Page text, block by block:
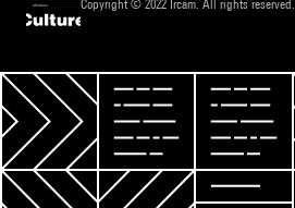
Copyright © 2022 Ircam. All rights reserved.